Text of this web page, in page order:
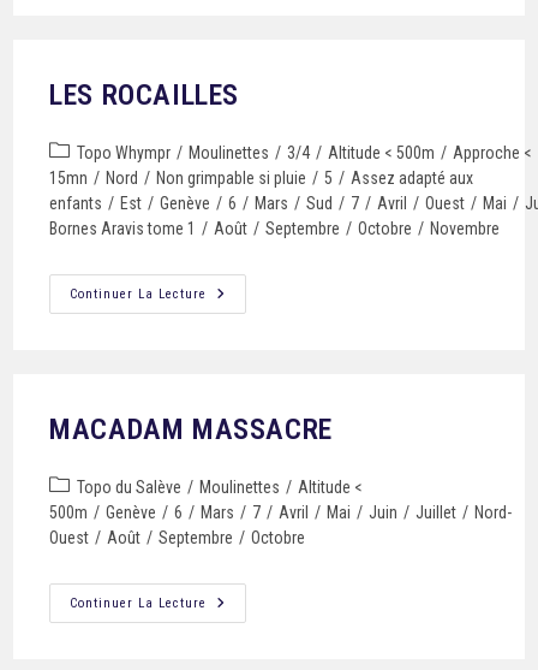
LES ROCAILLES
Topo Whympr / Moulinettes / 3/4 / Altitude < 500m / Approche <
15mn / Nord / Non grimpable si pluie / 5 / Assez adapté aux
enfants / Est / Genève / 6 / Mars / Sud / 7 / Avril / Ouest / Mai /
Bornes Aravis tome 1 / Août / Septembre / Octobre / Novembre
Continuer La Lecture
MACADAM MASSACRE
Topo du Salève / Moulinettes / Altitude <
500m / Genève / 6 / Mars / 7 / Avril / Mai / Juin / Juillet / Nord-
Ouest / Août / Septembre / Octobre
Continuer La Lecture